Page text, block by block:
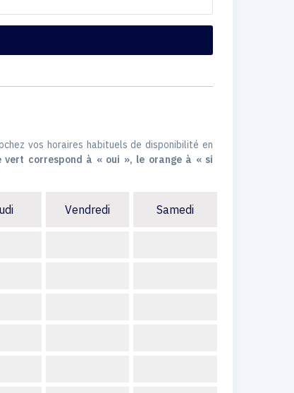
vos horaires habituels de disponibilité en
vert correspond à « oui », le orange à « si
Vendredi Samedi